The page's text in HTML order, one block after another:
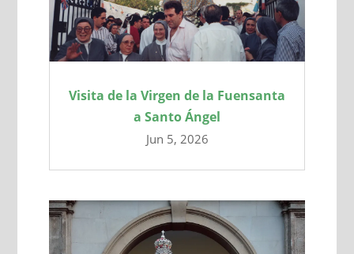
Visita de la Virgen de la Fuensanta
a Santo Ángel
Jun 5, 2026